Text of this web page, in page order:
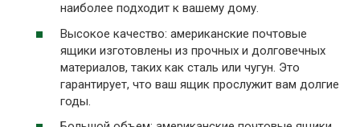
наиболее подходит к вашему дому.
Высокое качество: американские почтовые
ящики изготовлены из прочных и долговечных
материалов, таких как сталь или чугун. Это
гарантирует, что ваш ящик прослужит вам долгие
годы.